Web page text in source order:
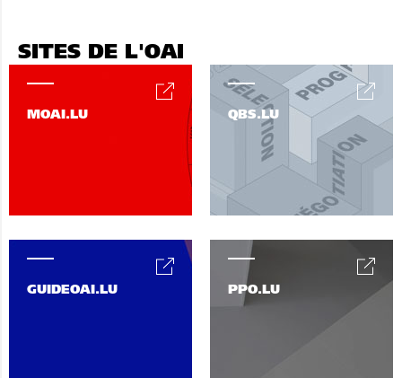
SITES DE L'OAI
MOAI.LU QBS.LU
PPO.LU
GUIDEOAI.LU